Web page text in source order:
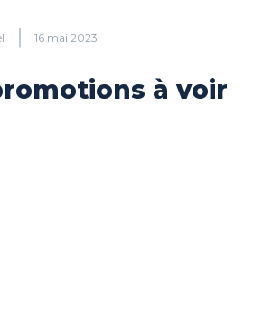
16 mai 2023
à voir